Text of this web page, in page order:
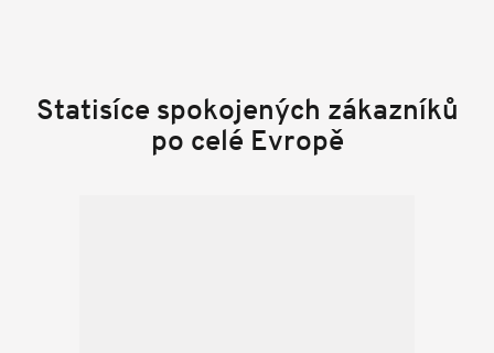
Statisíce spokojených zákazníků
po celé Evropě